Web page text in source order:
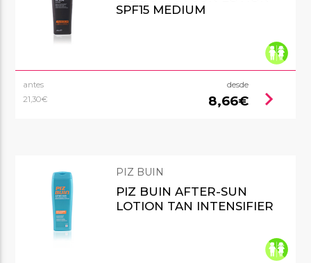
SPF15 MEDIUM
antes
21,30€
desde
8,66€ chevron_right
PIZ BUIN
PIZ BUIN AFTER-SUN
LOTION TAN INTENSIFIER